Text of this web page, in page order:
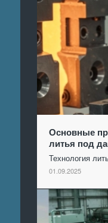
Основные
литья под
Технология
01.09.2025